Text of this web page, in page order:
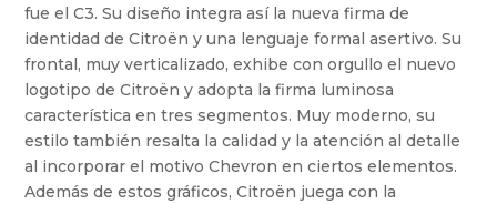
fue el C3. Su diseño integra así la nueva firma de
identidad de Citroën y una lenguaje formal asertivo. Su
frontal, muy verticalizado, exhibe con orgullo el nuevo
logotipo de Citroën y adopta la firma luminosa
característica en tres segmentos. Muy moderno, su
estilo también resalta la calidad y la atención al detalle
al incorporar el motivo Chevron en ciertos elementos.
Además de estos gráficos, Citroën juega con la